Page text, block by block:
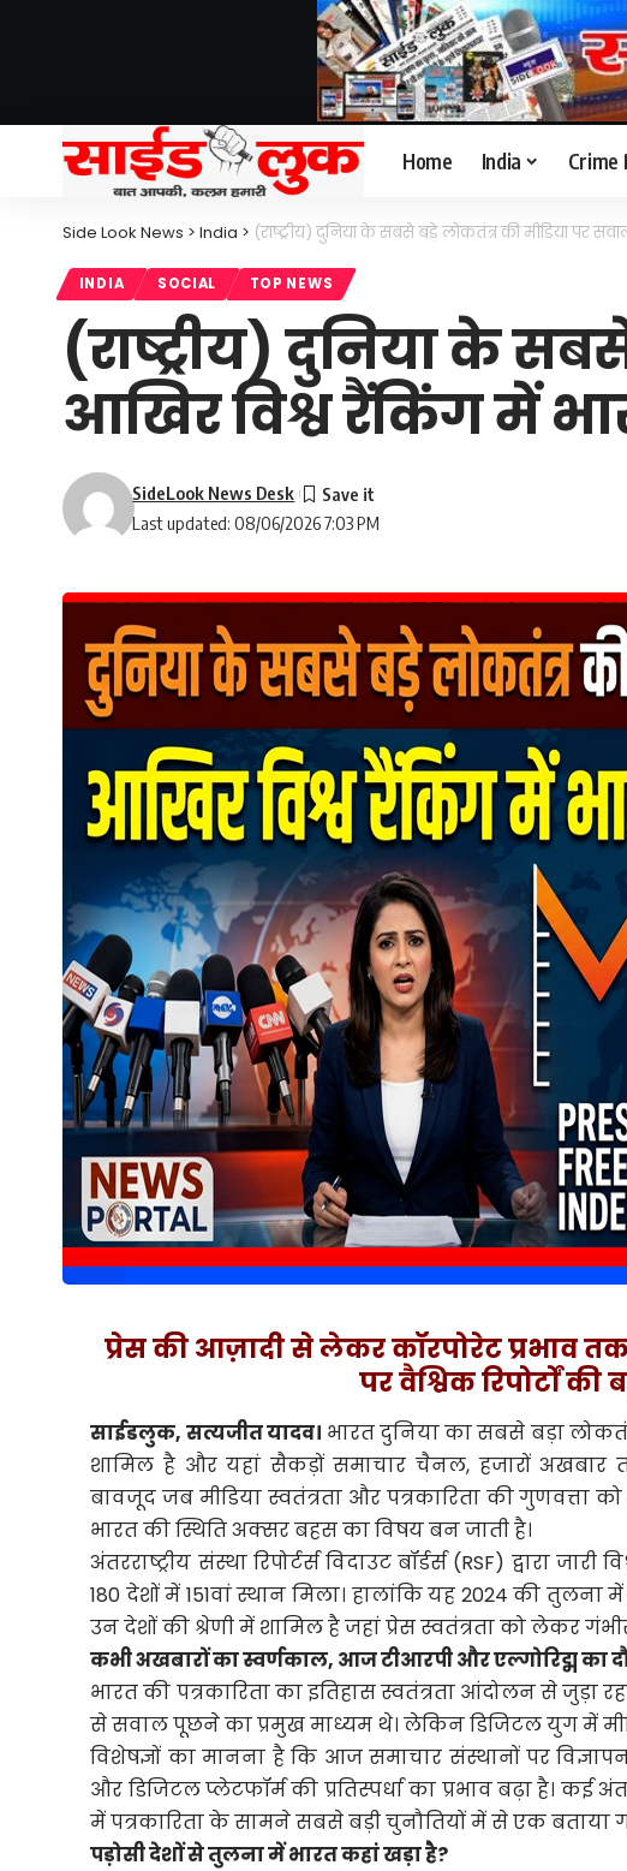
Home India Crime
Side Look News > India > (राष्ट्रीय) दुनिया के सबसे बड़े लोकतंत्र की मीडिया पर
INDIA SOCIAL TOP NEWS
(राष्ट्रीय) दुनिया के
आखिर विश्व रैंकिंग में
Last updated: 08/06/2026 7:03 PM
SideLook News Desk
प्रेस की आज़ादी से लेकर कॉरपोरेट प्रभाव
पर वैश्विक रिपोर्टों की
साईडलुक, सत्यजीत यादव। भारत दुनिया का सबसे बड़ा
शामिल है और यहां सैकड़ों समाचार चैनल, हजारों अखबार
बावजूद जब मीडिया स्वतंत्रता और पत्रकारिता की गुणवत्ता
भारत की स्थिति अक्सर बहस का विषय बन जाती है।
अंतरराष्ट्रीय संस्था रिपोर्टर्स विदाउट बॉर्डर्स (RSF) द्वारा
180 देशों में 151वां स्थान मिला। हालांकि यह 2024 की
उन देशों की श्रेणी में शामिल है जहां प्रेस स्वतंत्रता को लेकर
कभी अखबारों का स्वर्णकाल, आज टीआरपी और एल्गोरिद्म का
भारत की पत्रकारिता का इतिहास स्वतंत्रता आंदोलन से जुड़ा
से सवाल पूछने का प्रमुख माध्यम थे। लेकिन डिजिटल युग में
विशेषज्ञों का मानना है कि आज समाचार संस्थानों पर
और डिजिटल प्लेटफॉर्म की प्रतिस्पर्धा का प्रभाव बढ़ा है। कई
में पत्रकारिता के सामने सबसे बड़ी चुनौतियों में से एक बताया
पड़ोसी देशों से तुलना में भारत कहां खड़ा है?